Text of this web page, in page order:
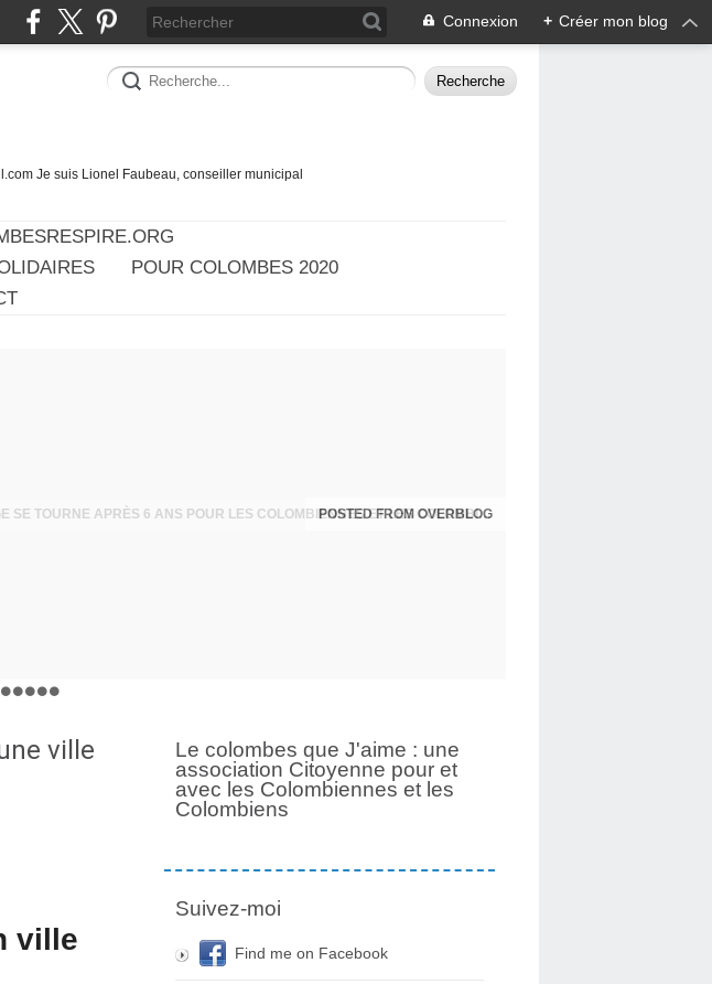
Connexion + Créer mon blog
Je suis Lionel Faubeau, conseiller municipal
POUR COLOMBES 2020
UNE PAGE SE TOURNE APRÈS 6 ANS POUR LES COLOMBIENNES ET LES COLOMBIENS
ville
ville
Le colombes que J'aime : une
association Citoyenne pour et
avec les Colombiennes et les
Colombiens
Suivez-moi
Find me on Facebook